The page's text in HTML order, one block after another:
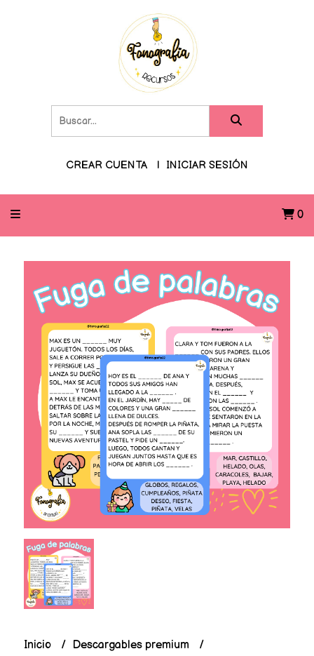
CREAR CUENTA INICIAR SESIÓN
0
Inicio
Descargables premium